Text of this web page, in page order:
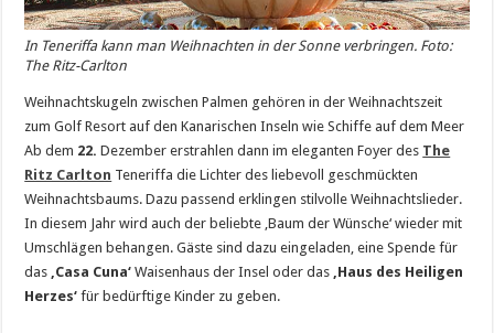
In Teneriffa kann man Weihnachten in der Sonne verbringen. Foto:
The Ritz-Carlton
Weihnachtskugeln zwischen Palmen gehören in der Weihnachtszeit
zum Golf Resort auf den Kanarischen Inseln wie Schiffe auf dem Meer
Ab dem 22. Dezember erstrahlen dann im eleganten Foyer des The
Ritz Carlton Teneriffa die Lichter des liebevoll geschmückten
Weihnachtsbaums. Dazu passend erklingen stilvolle Weihnachtslieder.
In diesem Jahr wird auch der beliebte ‚Baum der Wünsche‘ wieder mit
Umschlägen behangen. Gäste sind dazu eingeladen, eine Spende für
das ‚Casa Cuna‘ Waisenhaus der Insel oder das ‚Haus des Heiligen
Herzes‘ für bedürftige Kinder zu geben.